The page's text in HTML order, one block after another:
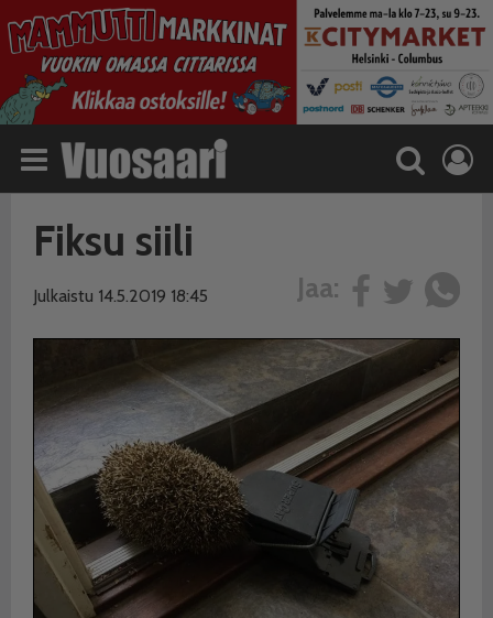
Fiksu siili
Jaa:
Julkaistu 14.5.2019 18:45